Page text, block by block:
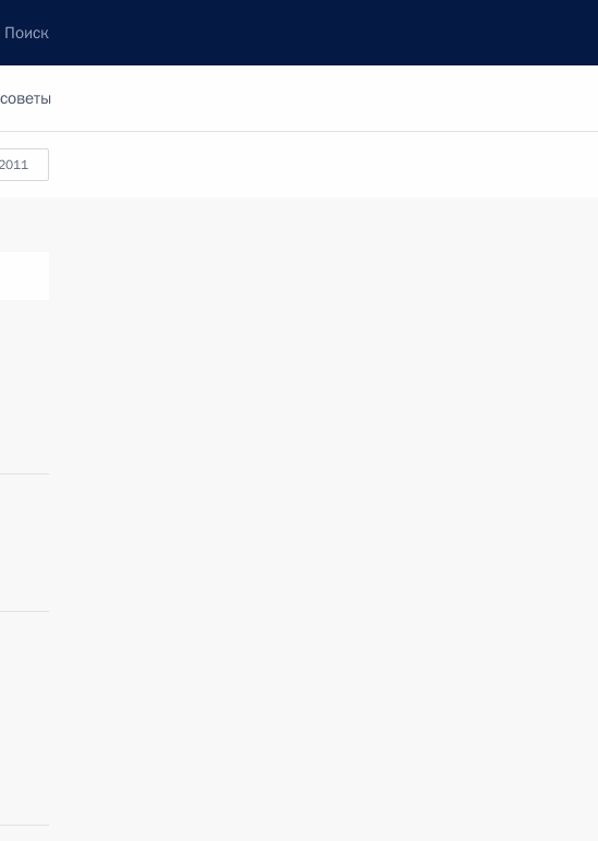
Поиск